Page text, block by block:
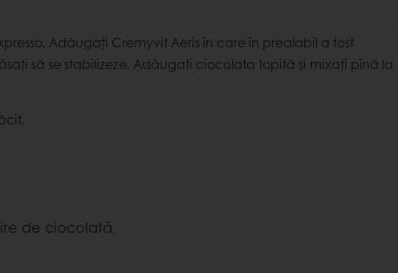
Adăugați Cremyvit Aeris în care în prealabil a fost
să se stabilizeze. Adăugați ciocolata topită și mixați pînă la
de ciocolată.